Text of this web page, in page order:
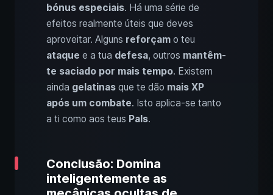
bónus especiais. Há uma série de
efeitos realmente úteis que deves
aproveitar. Alguns reforçam o teu
ataque e a tua defesa, outros mantêm-
te saciado por mais tempo. Existem
ainda gelatinas que te dão mais XP
após um combate. Isto aplica-se tanto
a ti como aos teus Pals.
Conclusão: Domina
inteligentemente as